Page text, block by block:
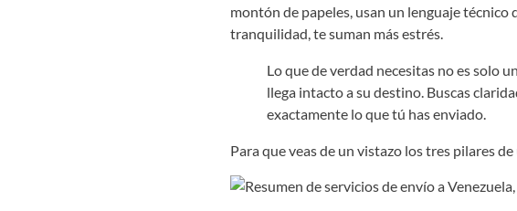
montón de papeles, usan un lenguaje técnico
tranquilidad, te suman más estrés.
Lo que de verdad necesitas no es solo
llega intacto a su destino. Buscas
exactamente lo que tú has enviado.
Para que veas de un vistazo los tres pilares